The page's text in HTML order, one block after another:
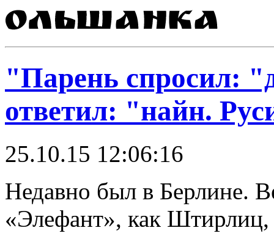
"Парень спросил:
ответил: "найн.
25.10.15 12:06:16
Недавно был в Берлине.
«Элефант», как